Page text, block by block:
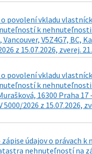
povolení vkladu
k nehnuteľnosti
V5Z4G7, BC,
z 15.07.2026, zverej.
povolení vkladu
k nehnuteľnosti
16300 Praha 17
5000/2026 z 15.07.2026,
údajov o právach
nehnuteľností na